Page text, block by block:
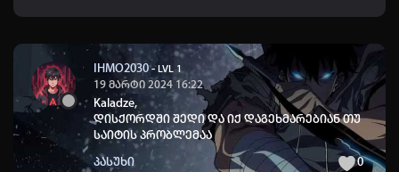
IHMO2030- LVL 1
19 მარტი 2024 16:22
Kaladze,
დისქორდში შედი და იქ დაგეხმარებიან თუ
საიტის პრობლემაა
პასუხი 0